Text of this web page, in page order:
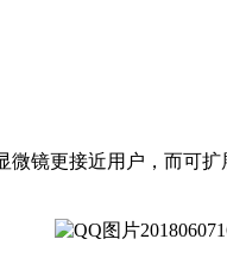
镜更接近用户，而可